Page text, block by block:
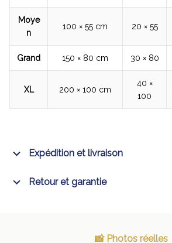
Moye
n
100 × 55 cm 20 × 55
Grand 150 × 80 cm 30 × 80
XL 200 × 100 cm
40 ×
100
Expédition et livraison
Retour et garantie
📸 Photos réelles